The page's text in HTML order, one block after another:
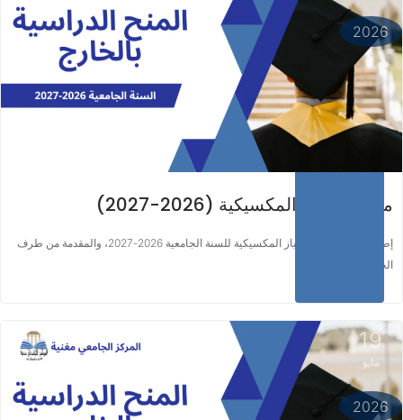
2026
منحة الامتياز المكسيكية (2026-2027)
إطلاق برنامج منح الامتياز المكسيكية للسنة الجامعية 2026-2027، والمقدمة من طرف
الحكومة المكسيكية…
19
مايو
2026
اقرأ المزيد ...